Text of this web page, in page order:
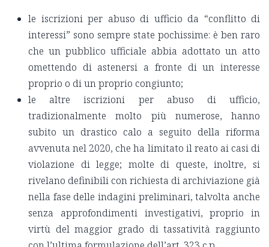
le iscrizioni per abuso di ufficio da “conflitto di
interessi” sono sempre state pochissime: è ben raro
che un pubblico ufficiale abbia adottato un atto
omettendo di astenersi a fronte di un interesse
proprio o di un proprio congiunto;
le altre iscrizioni per abuso di ufficio,
tradizionalmente molto più numerose, hanno
subito un drastico calo a seguito della riforma
avvenuta nel 2020, che ha limitato il reato ai casi di
violazione di legge; molte di queste, inoltre, si
rivelano definibili con richiesta di archiviazione già
nella fase delle indagini preliminari, talvolta anche
senza approfondimenti investigativi, proprio in
virtù del maggior grado di tassatività raggiunto